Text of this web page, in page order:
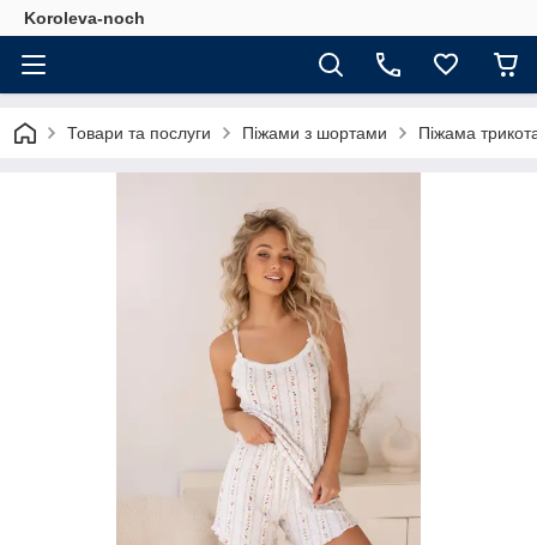
Koroleva-noch
Товари та послуги Піжами з шортами Піжама